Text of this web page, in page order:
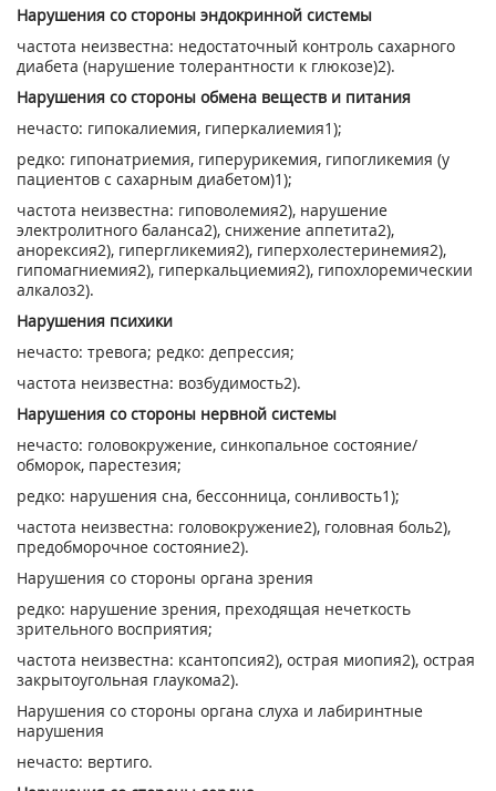
Нарушения со стороны эндокринной системы
частота неизвестна: недостаточный контроль сахарного
диабета (нарушение толерантности к глюкозе)2).
Нарушения со стороны обмена веществ и питания
нечасто: гипокалиемия, гиперкалиемия1);
редко: гипонатриемия, гиперурикемия, гипогликемия (у
пациентов с сахарным диабетом)1);
частота неизвестна: гиповолемия2), нарушение
электролитного баланса2), снижение аппетита2),
анорексия2), гипергликемия2), гиперхолестеринемия2),
гипомагниемия2), гиперкальциемия2), гипохлоремическии
алкалоз2).
Нарушения психики
нечасто: тревога; редко: депрессия;
частота неизвестна: возбудимость2).
Нарушения со стороны нервной системы
нечасто: головокружение, синкопальное состояние/
обморок, парестезия;
редко: нарушения сна, бессонница, сонливость1);
частота неизвестна: головокружение2), головная боль2),
предобморочное состояние2).
Нарушения со стороны органа зрения
редко: нарушение зрения, преходящая нечеткость
зрительного восприятия;
частота неизвестна: ксантопсия2), острая миопия2), острая
закрытоугольная глаукома2).
Нарушения со стороны органа слуха и лабиринтные
нарушения
нечасто: вертиго.